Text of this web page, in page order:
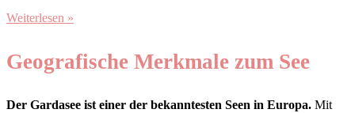
Weiterlesen »
Geografische Merkmale zum See
Der Gardasee ist einer der bekanntesten Seen in Europa. Mit